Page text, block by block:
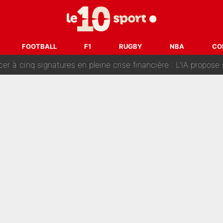
FOOTBALL F1 RUGBY NBA
sur CNews, un ancien journaliste de France Télévisions relance la
Pogacar : Le transfert qui effraie le peloton, «c’est la
signatures en pleine crise financière : L’IA propose sept noms à l’OM